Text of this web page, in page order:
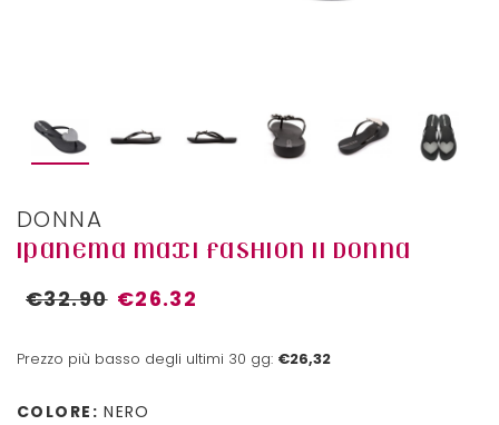
DONNA
IPANEMA MAXI FASHION II DONNA
€32.90 €26.32
Prezzo più basso degli ultimi 30 gg: €26,32
COLORE: NERO